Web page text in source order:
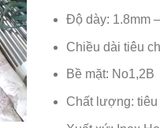
Độ dày: 1.8mm
Chiều dài tiêu
Bề mặt: No1,2B
Chất lượng: tiêu